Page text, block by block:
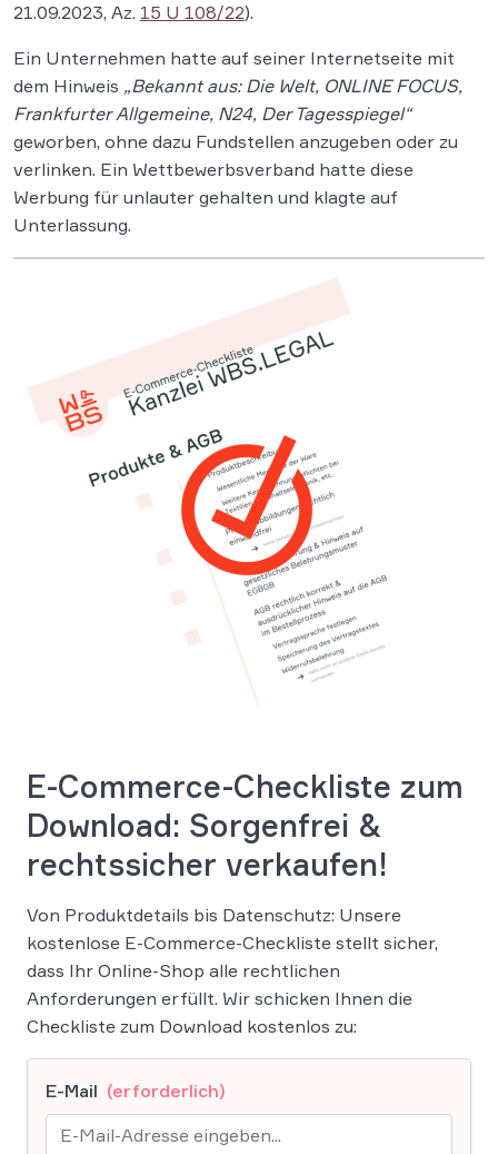
21.09.2023, Az. 15 U 108/22).
Ein Unternehmen hatte auf seiner Internetseite mit
dem Hinweis „Bekannt aus: Die Welt, ONLINE FOCUS,
Frankfurter Allgemeine, N24, Der Tagesspiegel“
geworben, ohne dazu Fundstellen anzugeben oder zu
verlinken. Ein Wettbewerbsverband hatte diese
Werbung für unlauter gehalten und klagte auf
Unterlassung.
E-Commerce-Checkliste zum
Download: Sorgenfrei &
rechtssicher verkaufen!
Von Produktdetails bis Datenschutz: Unsere
kostenlose E-Commerce-Checkliste stellt sicher,
dass Ihr Online-Shop alle rechtlichen
Anforderungen erfüllt. Wir schicken Ihnen die
Checkliste zum Download kostenlos zu:
E-Mail (erforderlich)